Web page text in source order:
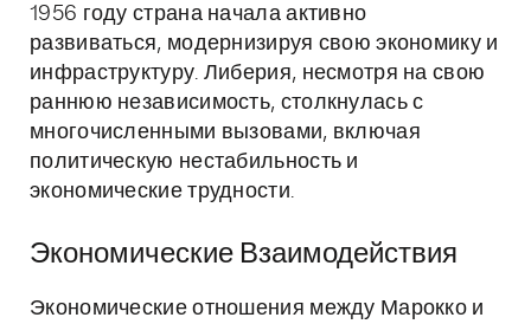
1956 году страна начала активно
развиваться, модернизируя свою экономику и
инфраструктуру. Либерия, несмотря на свою
раннюю независимость, столкнулась с
многочисленными вызовами, включая
политическую нестабильность и
экономические трудности.
Экономические Взаимодействия
Экономические отношения между Марокко и